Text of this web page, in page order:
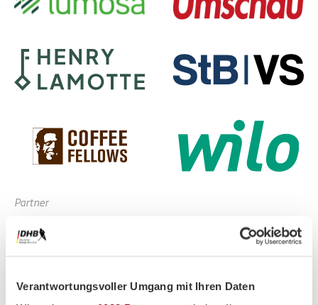
Verantwortungsvoller Umgang mit Ihren Daten
Partner